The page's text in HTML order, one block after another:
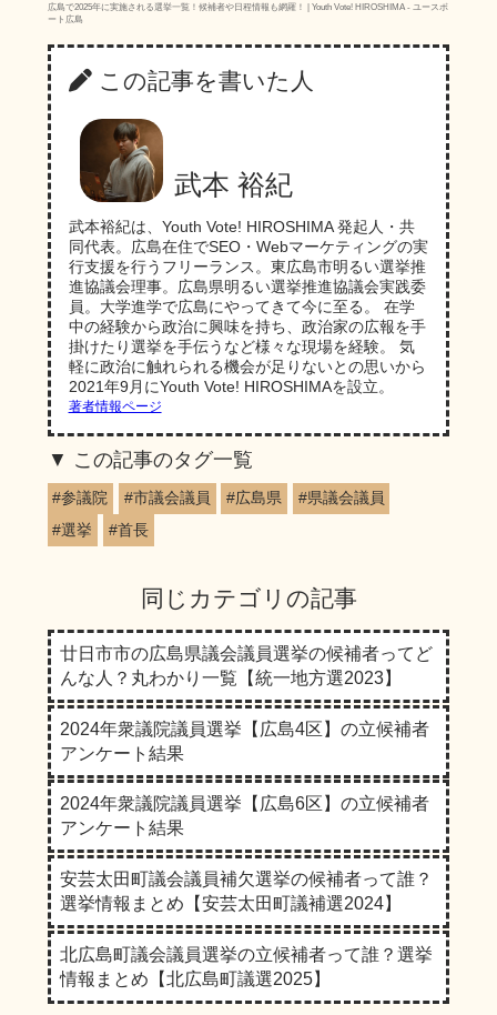
2025年3月13日に、大崎上島町議会議員
2025年3月16日に、告示日を迎え確定し
た廿日市市議会議員選挙の候補者数を更
新しました。
2025年3月18日に、告示日を迎えて確定
した海田町議会議員選挙の候補者数を更
新しました。
2025年3月18日に、告示日を迎えて確定
した大崎上島町議会議員選挙の情報を更
新しました。
2025年3月23日に、開票の行われた大崎
上島町議会議員選挙及び海田町議会議員
選挙、廿日市市議会議員選挙の投票率を
追記しました。
2025年3月25日に、告示日を迎えて確定
した安芸太田町議会議員選挙の候補者情
報に更新しました。
2025年3月30日に、安芸太田町議会議員
選挙の投票率を更新しました。
市議会議員選挙・三原市議会議員選挙の
情報記事を追加しました。
2025年4月13日に、投票を終えて確定し
た庄原市長選挙・庄原市議会議員選挙・
三原市議会議員選挙の投票率を追加しま
した。
2025年6月19日に、参議院議員選挙の情
報記事を追加しました。
2025年7月18日に、竹原市長選挙・広島
県知事選挙・広島県議会議員安佐北区選
挙区・呉市長選挙・江田島市議会議員選
挙の日程を追加しました。
2025年8月21日に、江田島市議会議員選
挙の情報記事を追加しました。
2025年8月22日に、呉市長選挙の情報記
広島で2025年に実施される選挙一覧！候補者や日程情報も網羅！ | Youth Vote! HIROSHIMA - ユースボ
ート広島
この記事を書いた人
武本 裕紀
武本裕紀は、Youth Vote! HIROSHIMA 発起人・共
同代表。広島在住でSEO・Webマーケティングの実
行支援を行うフリーランス。東広島市明るい選挙推
進協議会理事。広島県明るい選挙推進協議会実践委
員。大学進学で広島にやってきて今に至る。 在学
中の経験から政治に興味を持ち、政治家の広報を手
掛けたり選挙を手伝うなど様々な現場を経験。 気
軽に政治に触れられる機会が足りないとの思いから
2021年9月にYouth Vote! HIROSHIMAを設立。
著者情報ページ
この記事のタグ一覧
#参議院 #市議会議員 #広島県
#県議会議員
#選挙
#首長
同じカテゴリの記事
廿日市市の広島県議会議員選挙の候補者ってど
んな人？丸わかり一覧【統一地方選2023】
2024年衆議院議員選挙【広島4区】の立候補者
アンケート結果
2024年衆議院議員選挙【広島6区】の立候補者
アンケート結果
安芸太田町議会議員補欠選挙の候補者って誰？
選挙情報まとめ【安芸太田町議補選2024】
北広島町議会議員選挙の立候補者って誰？選挙
情報まとめ【北広島町議選2025】